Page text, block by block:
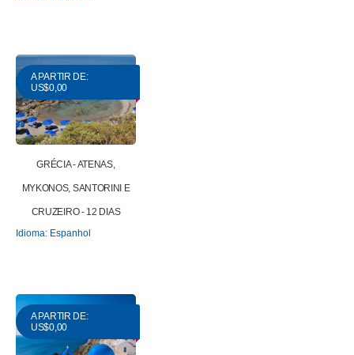
A PARTIR DE:
US$0,00
GRÉCIA - ATENAS,
MYKONOS, SANTORINI E
CRUZEIRO - 12 DIAS
Idioma: Espanhol
A PARTIR DE:
US$0,00